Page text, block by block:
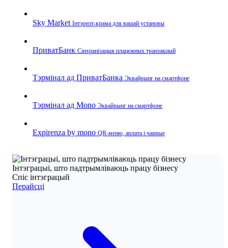
Sky Market Інтэрнэт‑крама для вашай установы
ПриватБанк Сінхранізацыя плацежных транзакцый
Тэрмінал ад ПриватБанка Эквайрынг на смартфоне
Тэрмінал ад Mono Эквайрынг на смартфоне
Expirenza by mono QR‑меню, аплата і чаявые
Інтэграцыі, што падтрымліваюць працу бізнесу
Спіс інтэграцый
Перайсці